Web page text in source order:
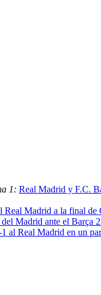
1: Real Madrid y F.C.
Real Madrid a la final de
Madrid ante el Barça
al Real Madrid en un